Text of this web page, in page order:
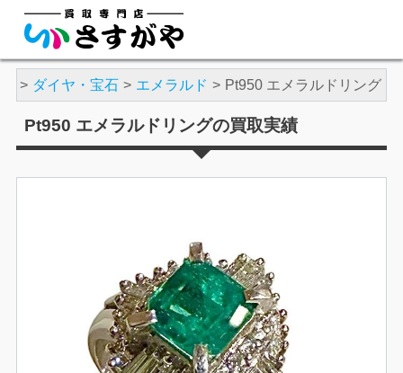
ダイヤ・宝石 エメラルド Pt950 エメラルドリング
Pt950 エメラルドリングの買取実績